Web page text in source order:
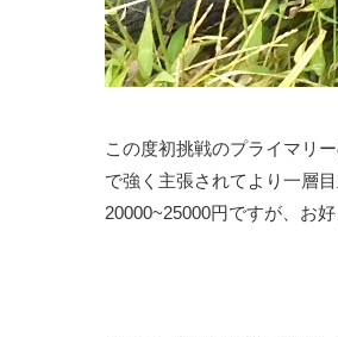
この度初挑戦のプライマリ
で強く主張されてより一層
20000~25000円ですが、お